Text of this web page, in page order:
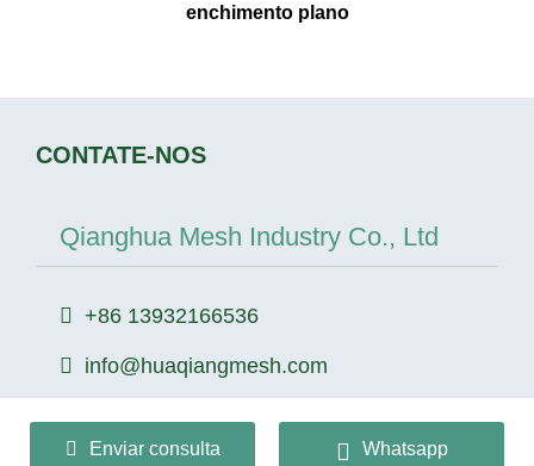
enchimento plano
CONTATE-NOS
Qianghua Mesh Industry Co., Ltd
+86 13932166536
info@huaqiangmesh.com
sitemap|privacy Policy
Enviar consulta Whatsapp